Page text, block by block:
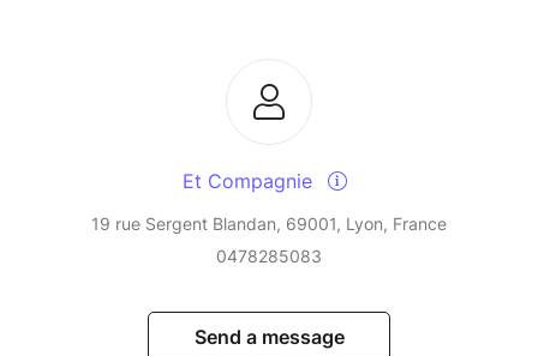
Et Compagnie
19 rue Sergent Blandan, 69001, Lyon, France
0478285083
Send a message